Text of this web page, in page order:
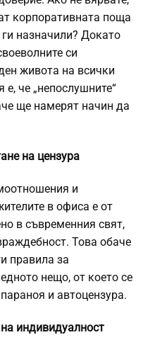
корпоративната поща
назначили? Докато
си
живота на всички
че „непослушните“
ще намерят начин да
на цензура
и
в офиса е от
в съвременния свят,
Това обаче
правила за
нещо, от което се
и автоцензура.
индивидуалност